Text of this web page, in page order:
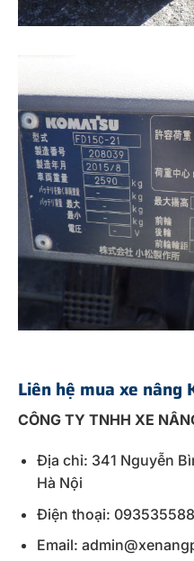
Liên hệ mua xe
CÔNG TY TNHH XE
Địa chỉ: 341 Nguyễn
Hà Nội
Điện thoại:
Email: